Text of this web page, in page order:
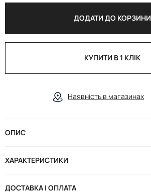
ДОДАТИ ДО КОРЗИНИ
КУПИТИ В 1 КЛІК
Наявність в магазинах
ОПИС
ХАРАКТЕРИСТИКИ
ДОСТАВКА І ОПЛАТА